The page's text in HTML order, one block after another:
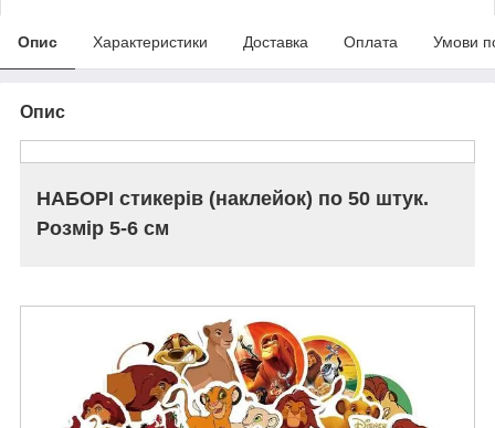
Опис Характеристики Доставка Оплата Умови
Опис
НАБОРІ стикерів (наклейок) по 50 штук.
Розмір 5-6 см